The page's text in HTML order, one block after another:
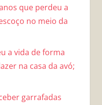
que perdeu a
no meio da
a vida de forma
na casa da avó;
garrafadas